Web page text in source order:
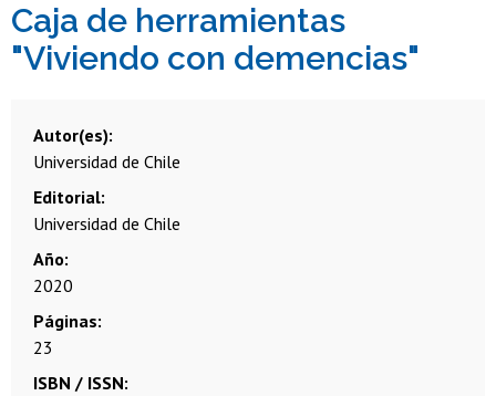
Funcionarias/os
Egresadas/os
Caja de herramientas
"Viviendo con demencias"
Autor(es)
Universidad de Chile
Editorial
Universidad de Chile
Año
2020
Páginas
23
ISBN / ISSN